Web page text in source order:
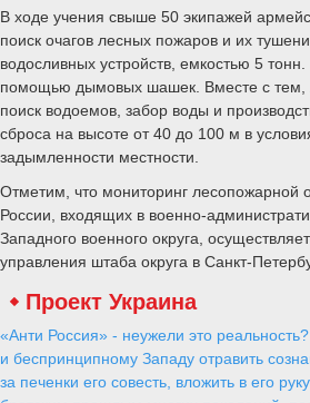
В ходе учения свыше 50 экипажей
поиск очагов лесных пожаров и их
водосливных устройств, емкостью 5
помощью дымовых шашек. Вместе с тем,
поиск водоемов, забор воды и
сброса на высоте от 40 до 100 м в
задымленности местности.
Отметим, что мониторинг лесопожарной
России, входящих в военно-
Западного военного округа,
управления штаба округа в Санкт-
Проект Украина
«Анти Россия» - неужели это
и беспринципному Западу отравить
за печенки его совесть, вложить в его